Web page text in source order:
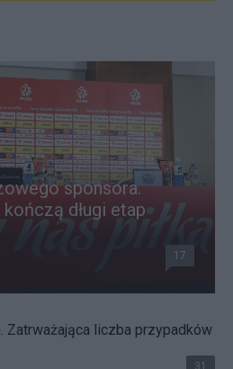
sponsora.
długi etap
17
Zatrważająca liczba przypadków
31